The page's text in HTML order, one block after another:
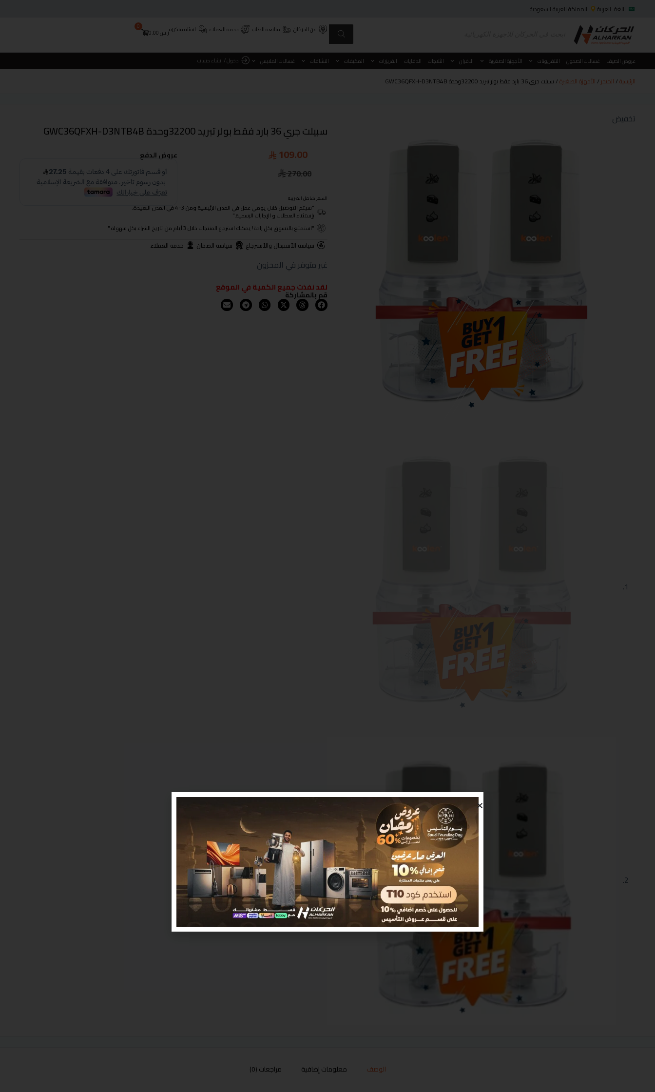
اللغة: العربية المملكة العربية السعودية
عن الحركان متابعة الطلب خدمة العملاء اسئلة متكررةر.س0.00
0
عروض الصيف غسالات الصحون التلفزيونات الأجهزة الصغيرة الافران الثلاجات الدفايات الفريزرات المكيفات النشافات غسالات الملابس دخول / انشاء حساب
الرئيسية/ المتجر / الأجهزة الصغيرة/ سبيلت جري 36 بارد فقط بولر تبريد 32200وحدة GWC36QFXH-D3NTB4B
تخفيض
سبيلت جري 36 بارد فقط بولر تبريد 32200وحدة GWC36QFXH-D3NTB4B
270.00
109.00
السعر شامل الضريبة
عروض الدفع
"سيتم التوصيل خلال يومي عمل في المدن الرئيسية ومن 3- 4 في المدن البعيدة.
بإستثناء العطلات و الإجازات الرسمية."
"استمتع بالتسوق بكل راحة! يمكنك استرجاع المنتجات خلال 3 أيام من تاريخ الشراء بكل سهولة."
سياسة الأستبدال والأسترجاع سياسة الضمان خدمة العملاء
غير متوفر في المخزون
لقد نفذت جميع الكمية في الموقع
قم بالمشاركة
الوصف معلومات إضافية مراجعات (0)